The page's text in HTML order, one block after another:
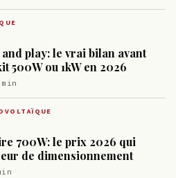
play: le vrai bilan avant
500W ou 1kW en 2026
700W: le prix 2026 qui
de dimensionnement